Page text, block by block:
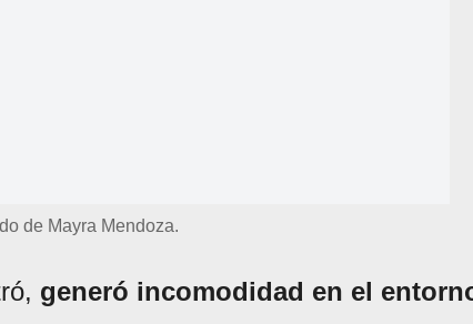
de Mayra Mendoza.
generó incomodidad en el